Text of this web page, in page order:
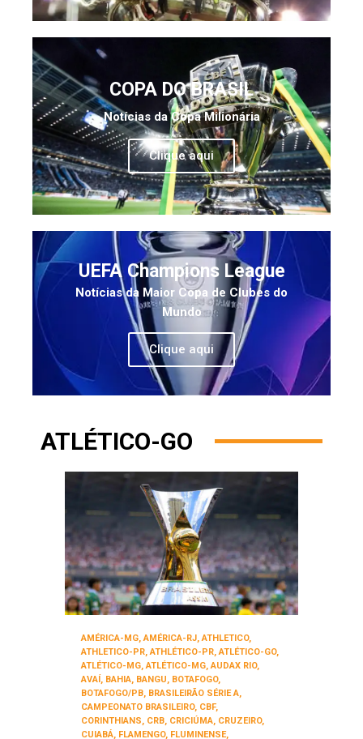
COPA DO BRASIL
Notícias da Copa Milionária
Clique aqui
UEFA Champions League
Notícias da Maior Copa de Clubes do
Mundo
Clique aqui
ATLÉTICO-GO
AMÉRICA-MG,AMÉRICA-RJ,ATHLETICO,
ATHLETICO-PR,ATHLÉTICO-PR,ATLÉTICO-GO,
ATLÉTICO-MG,ATLÉTICO-MG,AUDAX RIO,
AVAÍ , BAHIA, BANGU, BOTAFOGO,
BOTAFOGO/PB, BRASILEIRÃO SÉRIE A,
CAMPEONATO BRASILEIRO, CBF,
CORINTHIANS, CRB, CRICIÚMA, CRUZEIRO,
CUIABÁ, FLAMENGO, FLUMINENSE,